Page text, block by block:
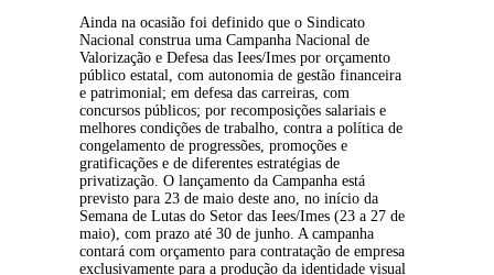
Ainda na ocasião foi definido que o Sindicato
Nacional construa uma Campanha Nacional de
Valorização e Defesa das Iees/Imes por orçamento
público estatal, com autonomia de gestão financeira
e patrimonial; em defesa das carreiras, com
concursos públicos; por recomposições salariais e
melhores condições de trabalho, contra a política de
congelamento de progressões, promoções e
gratificações e de diferentes estratégias de
privatização. O lançamento da Campanha está
previsto para 23 de maio deste ano, no início da
Semana de Lutas do Setor das Iees/Imes (23 a 27 de
maio), com prazo até 30 de junho. A campanha
contará com orçamento para contratação de empresa
exclusivamente para a produção da identidade visual